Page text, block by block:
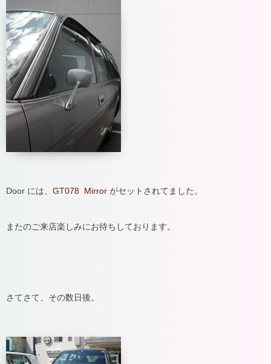
Door には、 GT078 Mirror がセットされてました。
またのご来店楽しみにお待ちしております。
さてさて、その数日後。